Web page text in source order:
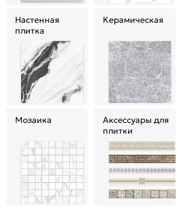
Настенная
плитка
Керамическая
Мозаика
Аксессуары для
плитки